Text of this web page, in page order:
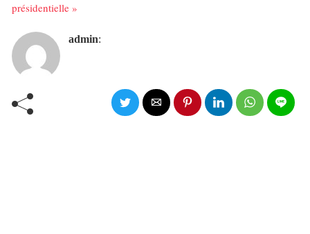
présidentielle »
admin: